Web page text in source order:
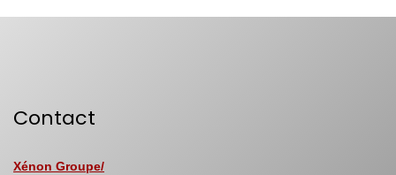
Contact
Xénon Groupe/